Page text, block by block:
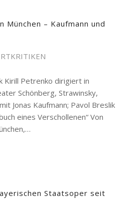
– Kaufmann und
Kirill Petrenko dirigiert in
Schönberg, Strawinsky,
Jonas Kaufmann; Pavol Breslik
eines Verschollenen“ Von
Staatsoper seit